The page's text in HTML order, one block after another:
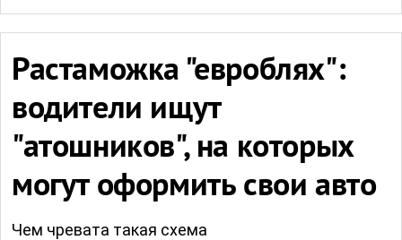
Растаможка "евроблях":
водители ищут
"атошников", на которых
могут оформить свои авто
Чем чревата такая схема